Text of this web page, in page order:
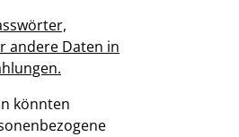
andere Daten in
könnten